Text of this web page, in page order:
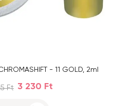
- 11 GOLD, 2ml
Ft 3 230 Ft